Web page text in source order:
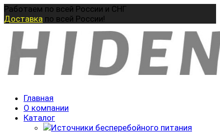
Перейти
к
Работаем по всей России и СНГ
Доставка по всей России!
Главная
О компании
Каталог